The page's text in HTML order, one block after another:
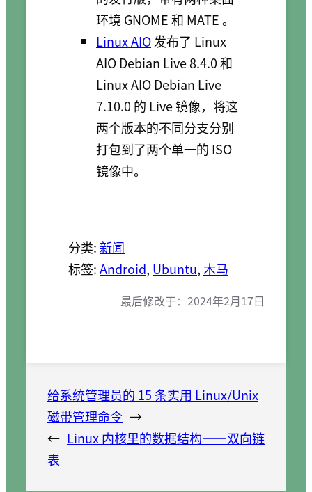
环境 GNOME 和 MATE 。
Linux AIO发布了 Linux
AIO Debian Live 8.4.0 和
Linux AIO Debian Live
7.10.0 的 Live 镜像，将这
两个版本的不同分支分别
打包到了两个单一的 ISO
镜像中。
分类:新闻
标签:Android, Ubuntu, 木马
最后修改于： 2024年2月17日
给系统管理员的 15 条实用 Linux/Unix
磁带管理命令 →
← Linux 内核里的数据结构——双向链
表